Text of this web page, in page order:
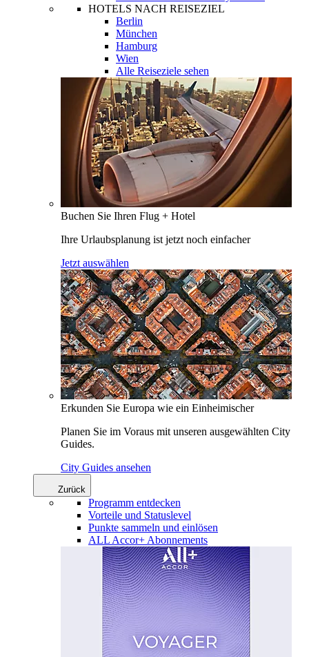
HOTELS NACH REISEZIEL
Berlin
München
Hamburg
Wien
Alle Reiseziele sehen
Buchen Sie Ihren Flug + Hotel
Ihre Urlaubsplanung ist jetzt noch einfacher
Jetzt auswählen
Erkunden Sie Europa wie ein Einheimischer
Planen Sie im Voraus mit unseren ausgewählten City
Guides.
City Guides ansehen
Zurück
Programm entdecken
Vorteile und Statuslevel
Punkte sammeln und einlösen
ALL Accor+ Abonnements